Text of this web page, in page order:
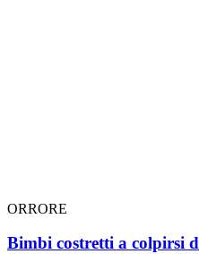
ORRORE
Bimbi costretti a colpirsi